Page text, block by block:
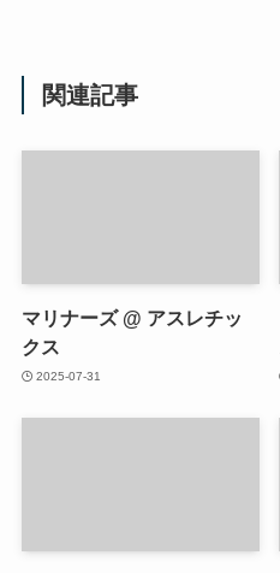
関連記事
マリナーズ @ アスレチッ
クス
2025-07-31